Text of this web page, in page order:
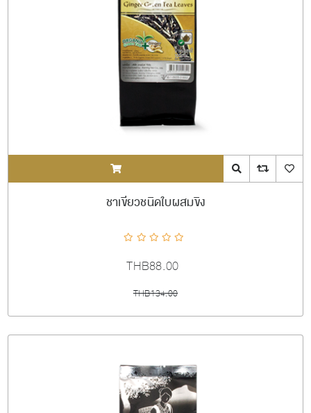
ADDTOCART Quick View
ชาเขียวชนิดใบผสมขิง
THB88.00
THB134.00